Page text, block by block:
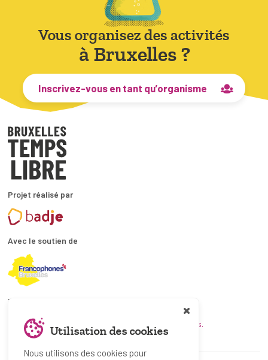
Vous organisez des activités
à Bruxelles ?
Inscrivez-vous en tant qu’organisme
Projet réalisé par
Avec le soutien de
En collaboration avec
et les coordinations ATL bruxelloises.
Utilisation des cookies
Nous utilisons des cookies pour